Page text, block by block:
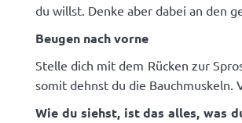
du willst. Denke aber dabei an den
Beugen nach vorne
Stelle dich mit dem Rücken zur
somit dehnst du die Bauchmuskeln.
Wie du siehst, ist das alles, was